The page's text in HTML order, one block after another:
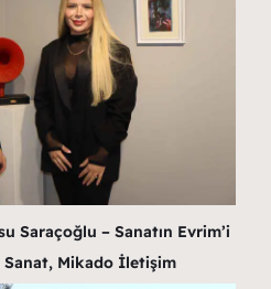
Saraçoğlu – Sanatın Evrim’i
Sanat, Mikado İletişim